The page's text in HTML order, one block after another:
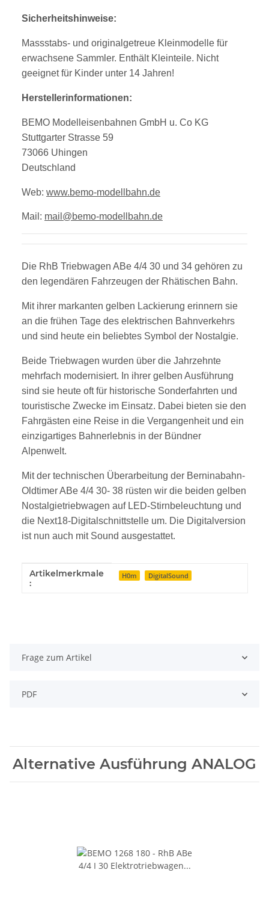
Sicherheitshinweise:
Massstabs- und originalgetreue Kleinmodelle für
erwachsene Sammler. Enthält Kleinteile. Nicht
geeignet für Kinder unter 14 Jahren!
Herstellerinformationen:
BEMO Modelleisenbahnen GmbH u. Co KG
Stuttgarter Strasse 59
73066 Uhingen
Deutschland
Web: www.bemo-modellbahn.de
Mail: mail@bemo-modellbahn.de
Die RhB Triebwagen ABe 4/4 30 und 34 gehören zu
den legendären Fahrzeugen der Rhätischen Bahn.
Mit ihrer markanten gelben Lackierung erinnern sie
an die frühen Tage des elektrischen Bahnverkehrs
und sind heute ein beliebtes Symbol der Nostalgie.
Beide Triebwagen wurden über die Jahrzehnte
mehrfach modernisiert. In ihrer gelben Ausführung
sind sie heute oft für historische Sonderfahrten und
touristische Zwecke im Einsatz. Dabei bieten sie den
Fahrgästen eine Reise in die Vergangenheit und ein
einzigartiges Bahnerlebnis in der Bündner
Alpenwelt.
Mit der technischen Überarbeitung der Berninabahn-
Oldtimer ABe 4/4 30- 38 rüsten wir die beiden gelben
Nostalgietriebwagen auf LED-Stirnbeleuchtung und
die Next18-Digitalschnittstelle um. Die Digitalversion
ist nun auch mit Sound ausgestattet.
Produkteigenschaft
Wert
Artikelmerkmale
:
H0m DigitalSound
Frage zum Artikel
PDF
Alternative Ausführung ANALOG